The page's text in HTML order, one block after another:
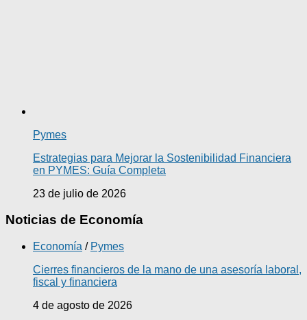
Pymes
Estrategias para Mejorar la Sostenibilidad Financiera
en PYMES: Guía Completa
23 de julio de 2026
Noticias de Economía
Economía / Pymes
Cierres financieros de la mano de una asesoría laboral,
fiscal y financiera
4 de agosto de 2026